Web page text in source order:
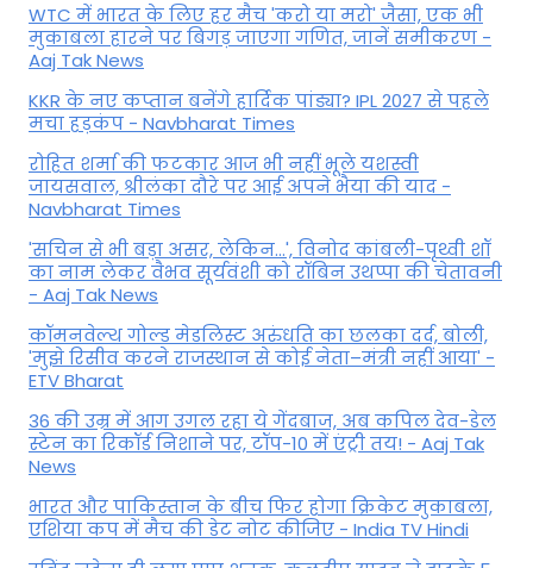
WTC में भारत के लिए हर मैच 'करो या मरो' जैसा, एक भी
मुकाबला हारने पर बिगड़ जाएगा गण‍ित, जानें समीकरण -
Aaj Tak News
KKR के नए कप्तान बनेंगे हार्दिक पांड्या? IPL 2027 से पहले
मचा हड़कंप - Navbharat Times
रोहित शर्मा की फटकार आज भी नहीं भूले यशस्वी
जायसवाल, श्रीलंका दौरे पर आई अपने भैया की याद -
Navbharat Times
'सचिन से भी बड़ा असर, लेकिन...', व‍िनोद कांबली-पृथ्वी शॉ
का नाम लेकर वैभव सूर्यवंशी को रॉबिन उथप्पा की चेतावनी
- Aaj Tak News
कॉमनवेल्थ गोल्ड मे​डलिस्ट अरुंधति का छलका दर्द, बोली,
'मुझे रिसीव करने राजस्थान से कोई नेता–मंत्री नहीं आया' -
ETV Bharat
36 की उम्र में आग उगल रहा ये गेंदबाज, अब कपिल देव-डेल
स्टेन का रिकॉर्ड निशाने पर, टॉप-10 में एंट्री तय! - Aaj Tak
News
भारत और पाकिस्तान के बीच फिर होगा क्रिकेट मुकाबला,
एशिया कप में मैच की डेट नोट कीजिए - India TV Hindi